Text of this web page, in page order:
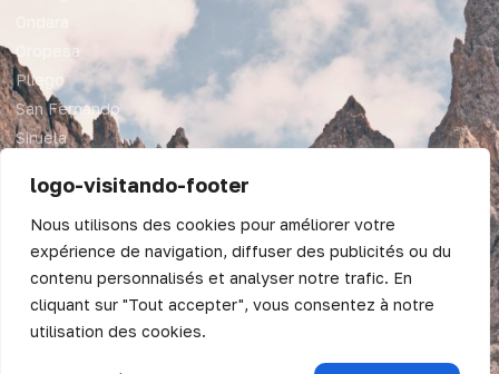
logo-visitando-footer
Nous utilisons des cookies pour améliorer votre
expérience de navigation, diffuser des publicités ou du
contenu personnalisés et analyser notre trafic. En
cliquant sur "Tout accepter", vous consentez à notre
utilisation des cookies.
Oropesa
Pliego
San Fernando
Siruela
Juridique
Mentions légales
Conditions générales
Plan du site
English (UK)
Valencià
Deutsch